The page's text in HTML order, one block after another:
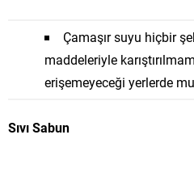
Çamaşır suyu hiçbir
maddeleriyle
erişemeyeceği yerlerde
Sıvı Sabun